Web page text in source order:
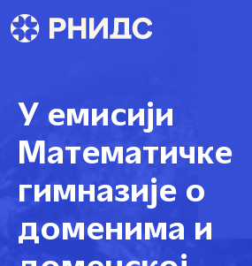
У емисији
Математичке
гимназије о
доменима и